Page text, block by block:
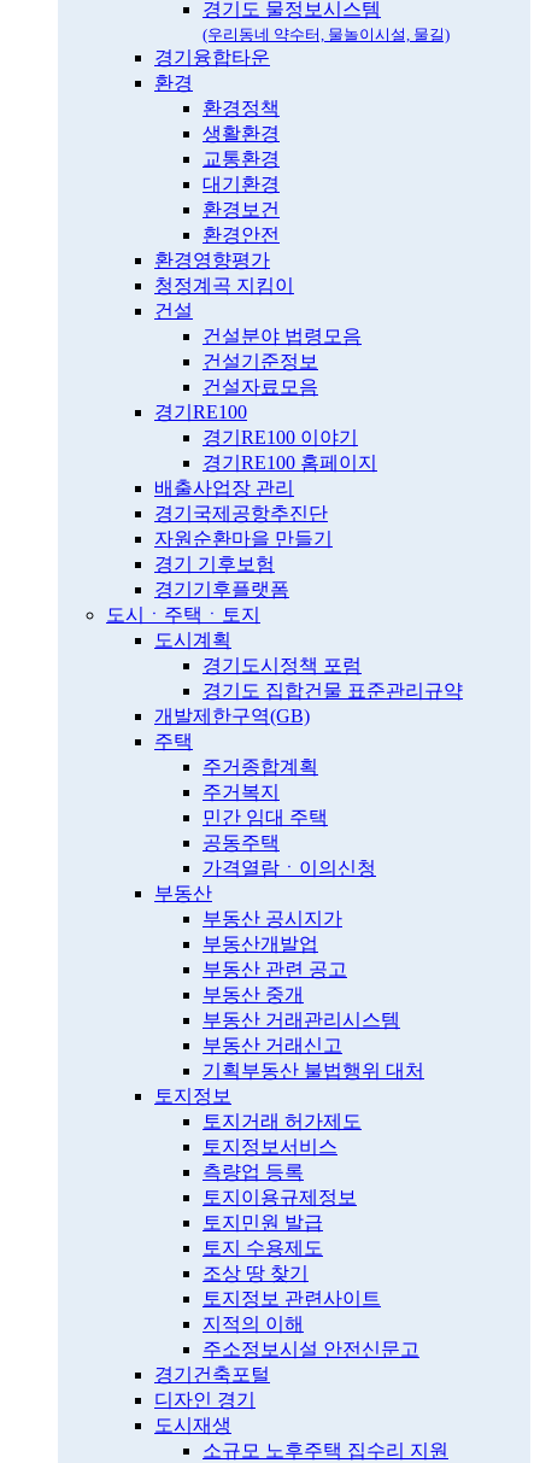
경기도 물정보시스템
(우리동네 약수터, 물놀이시설, 물길)
경기융합타운
환경
환경정책
생활환경
교통환경
대기환경
환경보건
환경안전
환경영향평가
청정계곡 지킴이
건설
건설분야 법령모음
건설기준정보
건설자료모음
경기RE100
경기RE100 이야기
경기RE100 홈페이지
배출사업장 관리
경기국제공항추진단
자원순환마을 만들기
경기 기후보험
경기기후플랫폼
도시ㆍ주택ㆍ토지
도시계획
경기도시정책 포럼
경기도 집합건물 표준관리규약
개발제한구역(GB)
주택
주거종합계획
주거복지
민간 임대 주택
공동주택
가격열람ㆍ이의신청
부동산
부동산 공시지가
부동산개발업
부동산 관련 공고
부동산 중개
부동산 거래관리시스템
부동산 거래신고
기획부동산 불법행위 대처
토지정보
토지거래 허가제도
토지정보서비스
측량업 등록
토지이용규제정보
토지민원 발급
토지 수용제도
조상 땅 찾기
토지정보 관련사이트
지적의 이해
주소정보시설 안전신문고
경기건축포털
디자인 경기
도시재생
소규모 노후주택 집수리 지원